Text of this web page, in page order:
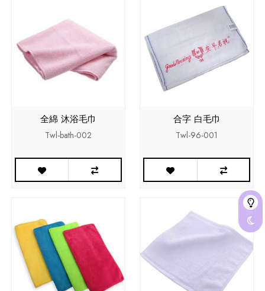
全綿 沐浴毛巾
Twl-bath-002
合字 白毛巾
Twl-96-001